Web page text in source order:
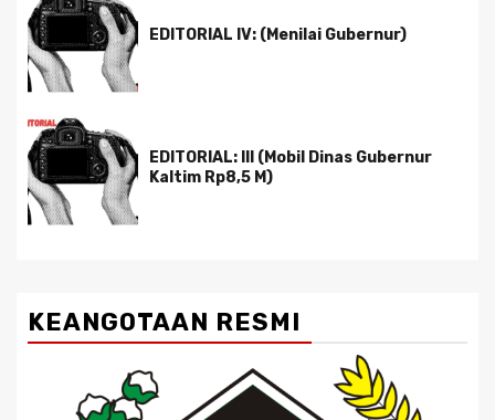
EDITORIAL IV: (Menilai Gubernur)
EDITORIAL: III (Mobil Dinas Gubernur
Kaltim Rp8,5 M)
KEANGOTAAN RESMI